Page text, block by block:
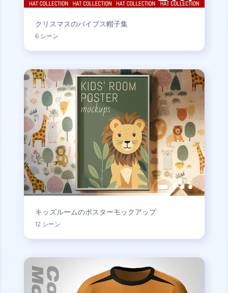
クリスマスのバイブス帽子集
6 シーン
キッズルームのポスターモックアップ
12 シーン